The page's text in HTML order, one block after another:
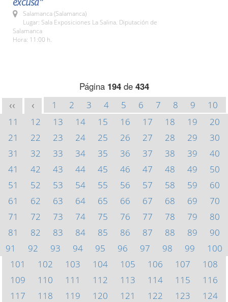
Salamanca (Salamanca)
Lugar: Sala Exposiciones La Salina. Diputación de
Salamanca
Hora: 11:00 h.
Página 194de 434
<< < 1 2 3 4 5 6 7 8 9
10
11
12 13 14 15 16 17 18 19
20
21
22 23 24 25 26 27 28 29
30
31
32 33 34 35 36 37 38 39
40
41
42 43 44 45 46 47 48 49
50
51
52 53 54 55 56 57 58 59
60
61
62 63 64 65 66 67 68 69
70
71
72 73 74 75 76 77 78 79
80
81
82 83 84 85 86 87 88 89
90
91
92 93 94 95 96 97 98 99
100
101
102 103 104 105 106 107
108
109
110 111 112 113 114 115
116
117
118 119 120 121 122 123
124